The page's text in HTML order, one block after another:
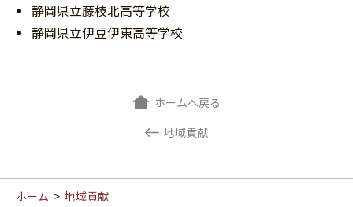
静岡県立藤枝北高等学校
静岡県立伊豆伊東高等学校
地域貢献
ホームへ戻る
ホーム > 地域貢献